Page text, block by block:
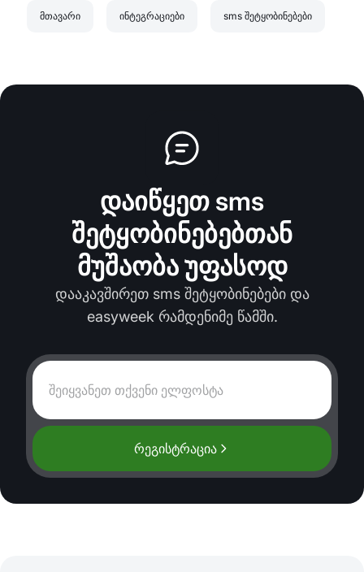
მთავარი ინტეგრაციები sms შეტყობინებები
დაიწყეთ sms
შეტყობინებებთან
მუშაობა უფასოდ
დააკავშირეთ sms შეტყობინებები და
easyweek რამდენიმე წამში.
რეგისტრაცია